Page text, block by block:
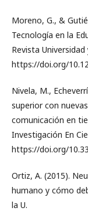
Moreno, G., &
Tecnología en la
Revista
https://doi.org/
Nivela, M.,
superior con
comunicación en
Investigación En
https://doi.org/
Ortiz, A. (2015).
humano y cómo
la U.